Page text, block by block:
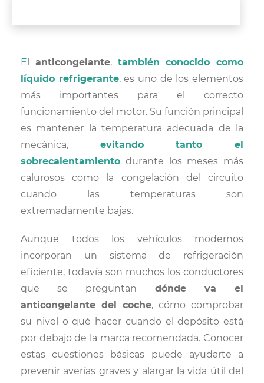
anticongelante, también conocido como
líquido refrigerante, es uno de los elementos
más importantes para el correcto
funcionamiento del motor. Su función principal
es mantener la temperatura adecuada de la
mecánica, evitando tanto el
sobrecalentamiento durante los meses más
calurosos como la congelación del circuito
cuando las temperaturas son
extremadamente bajas.
Aunque todos los vehículos modernos
incorporan un sistema de refrigeración
eficiente, todavía son muchos los conductores
que se preguntan dónde va el
anticongelante del coche, cómo comprobar
su nivel o qué hacer cuando el depósito está
por debajo de la marca recomendada. Conocer
estas cuestiones básicas puede ayudarte a
prevenir averías graves y alargar la vida útil del